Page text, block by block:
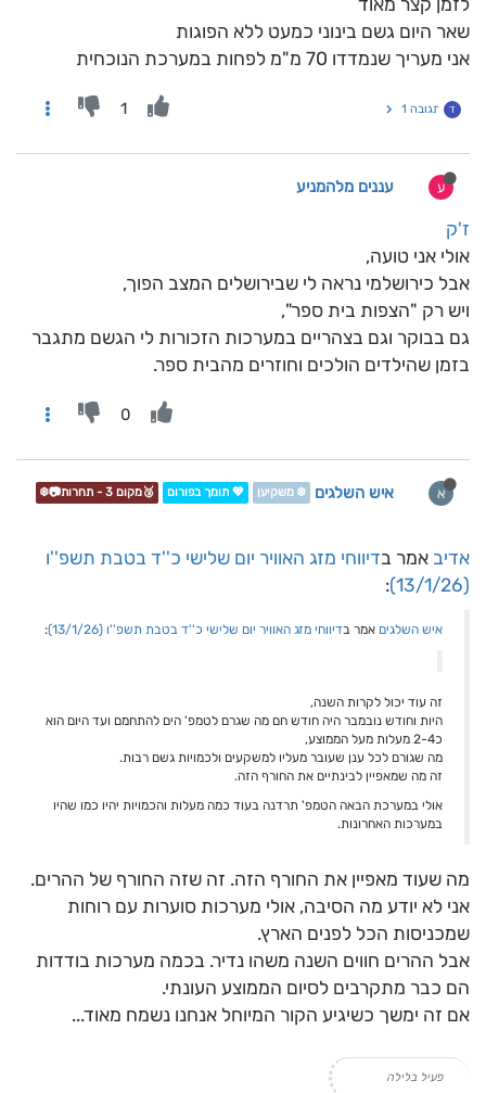
לזמן קצר מאוד
שאר היום גשם בינוני כמעט ללא הפוגות
אני מעריך שנמדדו 70 מ"מ לפחות במערכת הנוכחית
ד תגובה 1 1
ע עננים מלהמניע
ז'ק
אולי אני טועה,
אבל כירושלמי נראה לי שבירושלים המצב הפוך,
ויש רק "הצפות בית ספר",
גם בבוקר וגם בצהריים במערכות הזכורות לי הגשם מתגבר
בזמן שהילדים הולכים וחוזרים מהבית ספר.
0
א איש השלגים ❄️ משקיען 💖 תומך בפורום 🥉מקום 3 - תחרות📷❄️
אדיב אמר בדיווחי מזג האוויר יום שלישי כ''ד בטבת תשפ''ו
(13/1/26)
:
איש השלגים אמר בדיווחי מזג האוויר יום שלישי כ''ד בטבת תשפ''ו (13/1/26) :
זה עוד יכול לקרות השנה,
היות וחודש נובמבר היה חודש חם מה שגרם לטמפ' הים להתחמם ועד היום הוא
כ2-4 מעלות מעל הממוצע,
מה שגורם לכל ענן שעובר מעליו למשקעים ולכמויות גשם רבות.
זה מה שמאפיין לבינתיים את החורף הזה.
אולי במערכת הבאה הטמפ' תרדנה בעוד כמה מעלות והכמויות יהיו כמו שהיו
במערכות האחרונות.
מה שעוד מאפיין את החורף הזה. זה שזה החורף של ההרים.
אני לא יודע מה הסיבה, אולי מערכות סוערות עם רוחות
שמכניסות הכל לפנים הארץ.
אבל ההרים חווים השנה משהו נדיר. בכמה מערכות בודדות
הם כבר מתקרבים לסיום הממוצע העונתי.
אם זה ימשך כשיגיע הקור המיוחל אנחנו נשמח מאוד...
פעיל בלילה